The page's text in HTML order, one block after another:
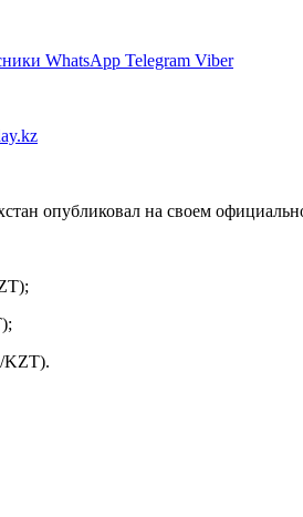
WhatsApp Telegram Viber
опубликовал на своем
(RUB/KZT).